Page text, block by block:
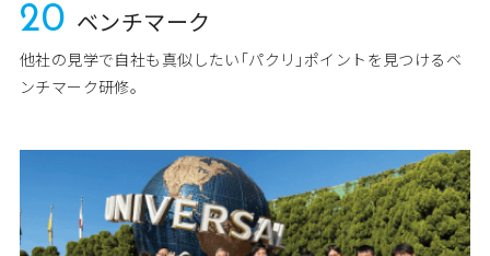
20 ベンチマーク
他社の見学で自社も真似したい｢パクリ｣ポイントを見つけるベ
ンチマーク研修｡